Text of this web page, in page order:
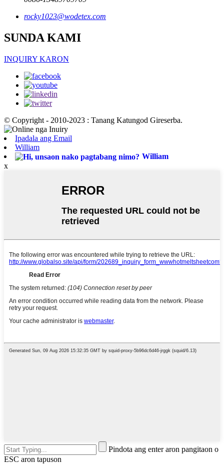
rocky1023@wodetex.com
SUNDA KAMI
INQUIRY KARON
© Copyright - 2010-2023 : Tanang Katungod Gireserba.
Ipadala ang Email
William
William
x
Pindota ang enter aron pangitaon o
ESC aron tapuson